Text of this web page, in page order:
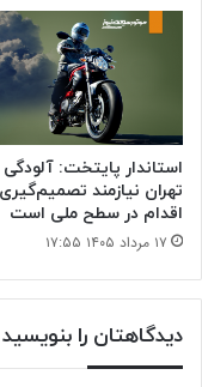
استاندار پایتخت:
تهران نیازمند
اقدام در سطح ملی است
۱۷ مرداد ۱۴۰۵ ۱۷:۵۵
دیدگاهتان را بنویسید